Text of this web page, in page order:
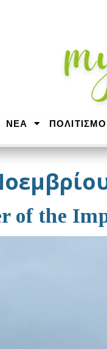
ΝΕΑ
of the